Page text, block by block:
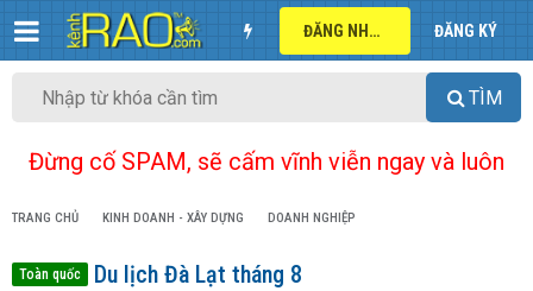
ĐĂNG NHẬP ĐĂNG KÝ
TÌM
Đừng cố SPAM, sẽ cấm vĩnh viễn ngay và luôn
TRANG CHỦ KINH DOANH - XÂY DỰNG DOANH NGHIỆP
Toàn quốc Du lịch Đà Lạt tháng 8